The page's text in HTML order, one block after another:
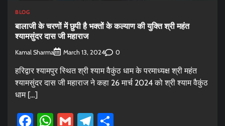
BLOG
बालाजी के चरणों में छुपी है भक्तों के कल्याण की युक्ति श्री महंत
श्यामसुंदर दास जी महाराज
Kamal Sharma March 13, 2024 0
हरिद्वार श्यामपुर स्थित श्री श्याम वैकुंठ धाम के परमाध्यक्ष श्री महंत
श्यामसुंदर दास जी महाराज ने कहा 26 मार्च 2024 को श्री श्याम वैकुंठ
धाम […]
Facebook
WhatsApp
GmailTelegram